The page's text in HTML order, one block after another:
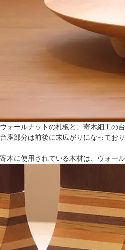
ウォールナットの札板と、寄木細工の
台座部分は前後に末広がりになってお
寄木に使用されている木材は、ウォー